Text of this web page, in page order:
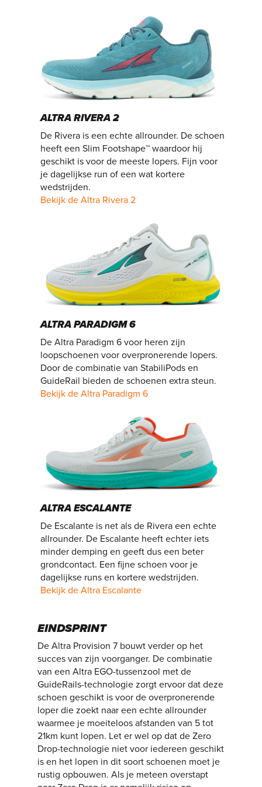
ALTRA RIVERA 2
De Rivera is een echte allrounder. De schoen
heeft een Slim Footshape™ waardoor hij
geschikt is voor de meeste lopers. Fijn voor
je dagelijkse run of een wat kortere
wedstrijden.
Bekijk de Altra Rivera 2
ALTRA PARADIGM 6
De Altra Paradigm 6 voor heren zijn
loopschoenen voor overpronerende lopers.
Door de combinatie van StabiliPods en
GuideRail bieden de schoenen extra steun.
Bekijk de Altra Paradigm 6
ALTRA ESCALANTE
De Escalante is net als de Rivera een echte
allrounder. De Escalante heeft echter iets
minder demping en geeft dus een beter
grondcontact. Een fijne schoen voor je
dagelijkse runs en kortere wedstrijden.
Bekijk de Altra Escalante
EINDSPRINT
De Altra Provision 7 bouwt verder op het
succes van zijn voorganger. De combinatie
van een Altra EGO-tussenzool met de
GuideRails-technologie zorgt ervoor dat deze
schoen geschikt is voor de overpronerende
loper die zoekt naar een echte allrounder
waarmee je moeiteloos afstanden van 5 tot
21km kunt lopen. Let er wel op dat de Zero
Drop-technologie niet voor iedereen geschikt
is en het lopen in dit soort schoenen moet je
rustig opbouwen. Als je meteen overstapt